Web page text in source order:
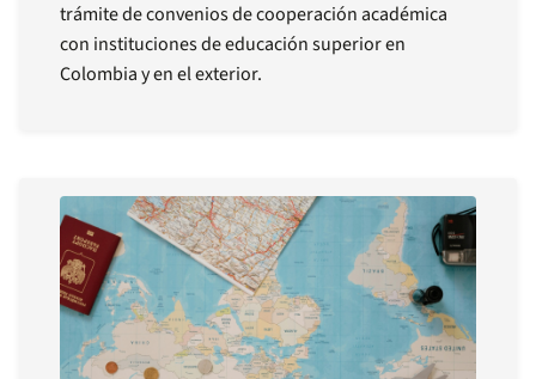
trámite de convenios de cooperación académica
con instituciones de educación superior en
Colombia y en el exterior.